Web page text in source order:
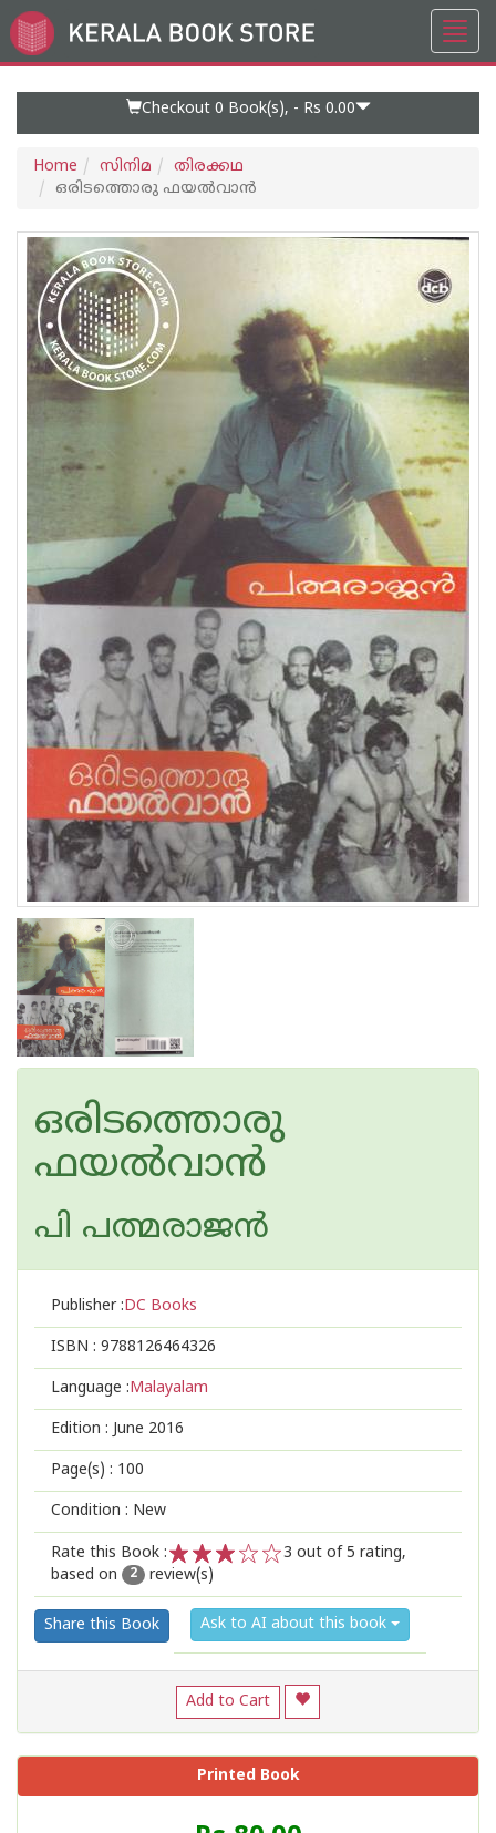
Go
to
Checkout 0 Book(s), - Rs 0.00
Home സിനിമ
തിരക്കഥ
ഒരിടത്തൊരു ഫയൽവാൻ
ഒരിടത്തൊരു
ഫയൽവാൻ
പി പത്മരാജന്‍
Publisher :DC Books
ISBN : 9788126464326
Language :Malayalam
Edition : June 2016
Page(s) : 100
Condition : New
Rate this Book :
2
1
3 out of 5 rating,
based on
2 review(s)
Share this Book Ask to AI about this book
Add to Cart
Printed Book
Price